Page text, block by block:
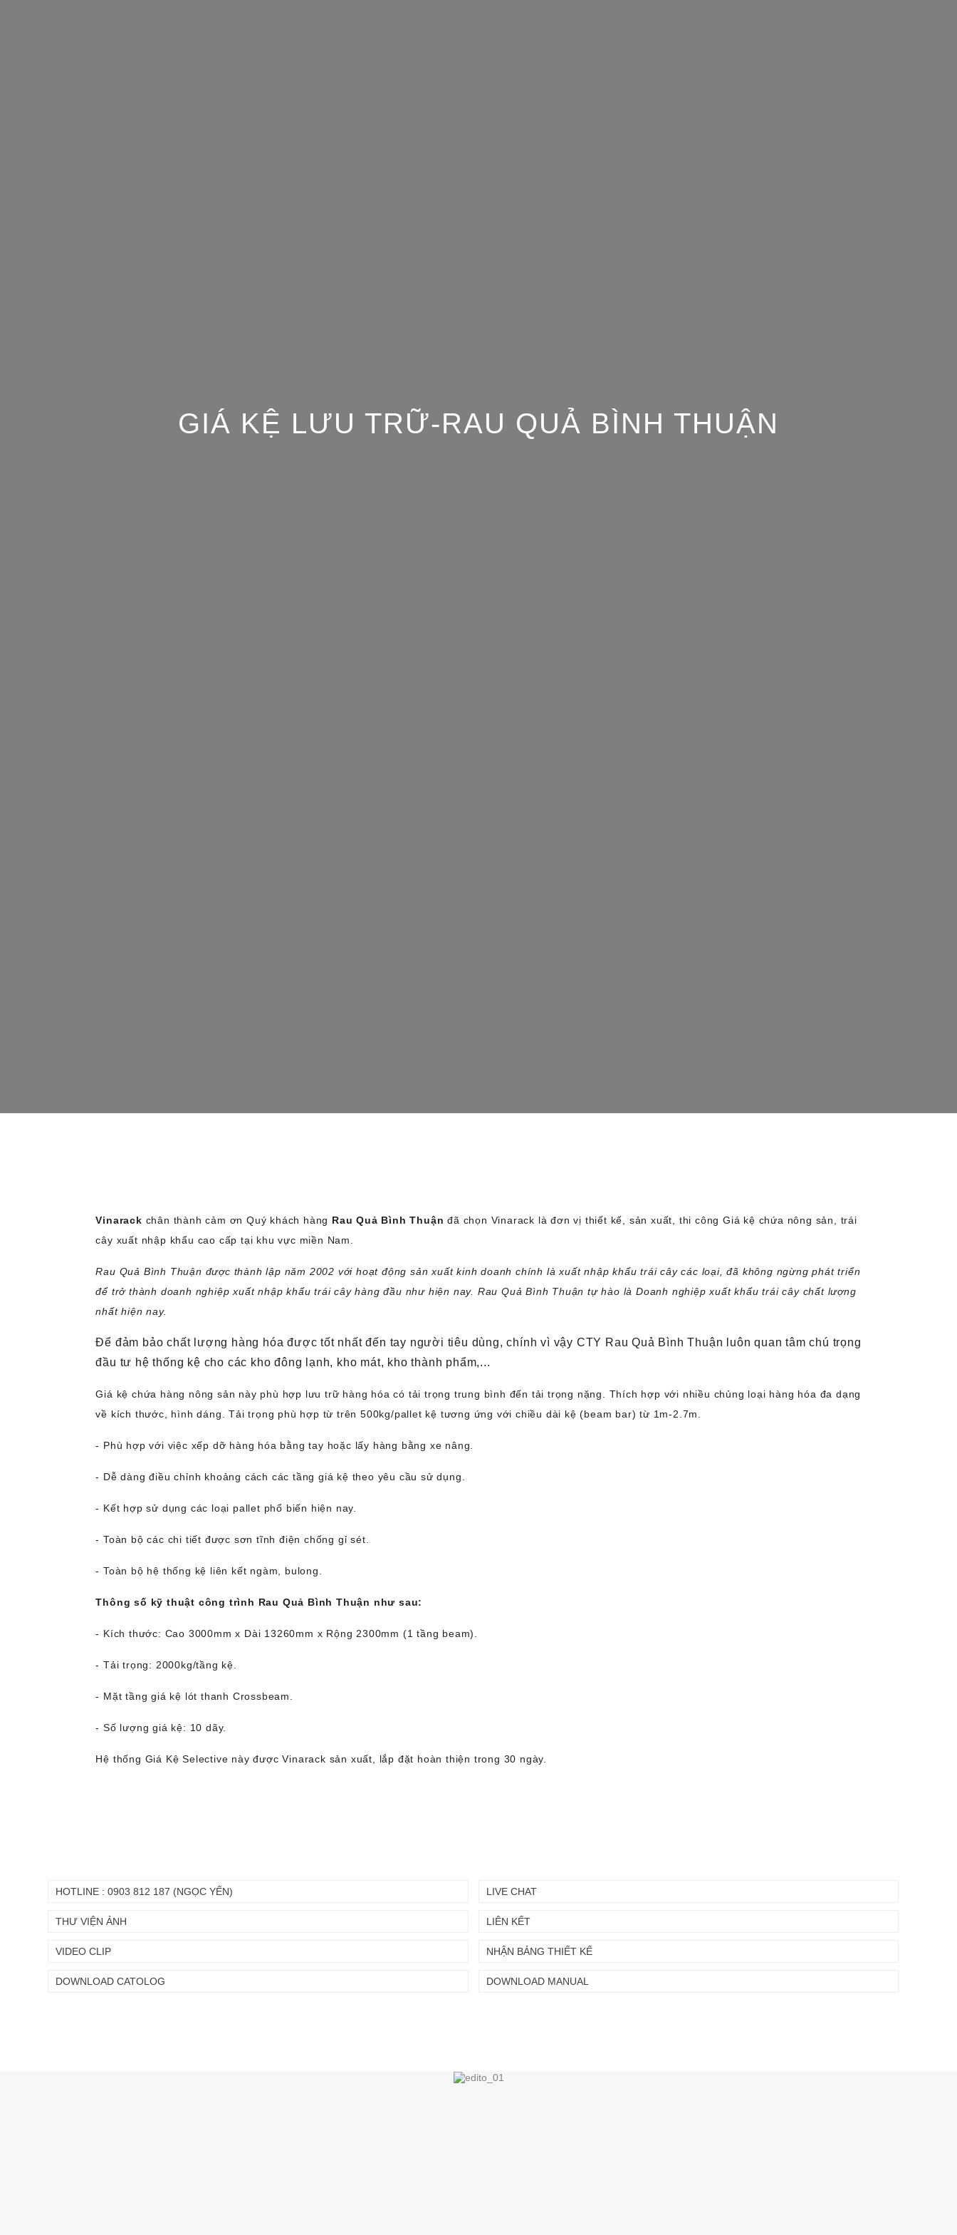
GIÁ KỆ LƯU TRỮ-RAU QUẢ BÌNH THUẬN
Vinarack chân thành cảm ơn Quý khách hàng Rau Quả Bình Thuậnđã chọn Vinarack là đơn vị thiết kế, sản xuất, thi công Giá kệ chứa nông sản, trái
cây xuất nhập khẩu cao cấp tại khu vực miền Nam.
Rau Quả Bình Thuận được thành lập năm 2002 với hoạt động sản xuất kinh doanh chính là xuất nhập khẩu trái cây các loại, đã không ngừng phát triển
để trở thành doanh nghiệp xuất nhập khẩu trái cây hàng đầu như hiện nay. Rau Quả Bình Thuận tự hào là Doanh nghiệp xuất khẩu trái cây chất lượng
nhất hiện nay.
Để đảm bảo chất lượng hàng hóa được tốt nhất đến tay người tiêu dùng, chính vì vậy CTY Rau Quả Bình Thuận luôn quan tâm chú trọng
đầu tư hệ thống kệ cho các kho đông lạnh, kho mát, kho thành phẩm,...
Giá kệ chứa hàng nông sản này phù hợp lưu trữ hàng hóa có tải trọng trung bình đến tải trọng nặng. Thích hợp với nhiều chủng loại hàng hóa đa dạng
về kích thước, hình dáng. Tải trọng phù hợp từ trên 500kg/pallet kệ tương ứng với chiều dài kệ (beam bar) từ 1m-2.7m.
- Phù hợp với việc xếp dỡ hàng hóa bằng tay hoặc lấy hàng bằng xe nâng.
- Dễ dàng điều chỉnh khoảng cách các tầng giá kệ theo yêu cầu sử dụng.
- Kết hợp sử dụng các loại pallet phổ biến hiện nay.
- Toàn bộ các chi tiết được sơn tĩnh điện chống gỉ sét.
- Toàn bộ hệ thống kệ liên kết ngàm, bulong.
Thông số kỹ thuật công trình Rau Quả Bình Thuận như sau:
- Kích thước: Cao 3000mm x Dài 13260mm x Rộng 2300mm (1 tầng beam).
- Tải trọng: 2000kg/tầng kệ.
- Mặt tầng giá kệ lót thanh Crossbeam.
- Số lượng giá kệ: 10 dãy.
Hệ thống Giá Kệ Selective này được Vinarack sản xuất, lắp đặt hoàn thiện trong 30 ngày.
HOTLINE : 0903 812 187 (NGỌC YẾN) LIVE CHAT
THƯ VIỆN ẢNH LIÊN KẾT
VIDEO CLIP NHẬN BẢNG THIẾT KẾ
DOWNLOAD CATOLOG DOWNLOAD MANUAL